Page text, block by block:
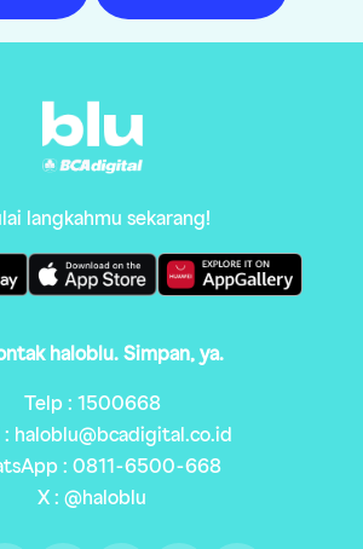
langkahmu sekarang!
haloblu. Simpan, ya.
Telp : 1500668
: haloblu@bcadigital.co.id
: 0811-6500-668
X : @haloblu